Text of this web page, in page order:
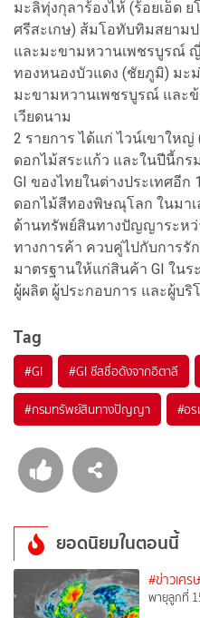
มะลิทุ่งกุลาร้องไห้ (ร้อยเอ็ด
ศรีสะเกษ) ส้มโอทับทิมสยาม
และมะขามหวานเพชรบูรณ์
ทองหนองบัวแดง (ชัยภูมิ) ม
มะขามหวานเพชรบูรณ์ และ
เวียดนาม
2 รายการ ได้แก่ ไวน์เขาให
ดอกไม้สระแก้ว และในปีนี้กร
GI ของไทยในต่างประเทศอีก
ดอกไม้สีทองพิษณุโลก ในมาเ
ด้านทรัพย์สินทางปัญญาระหว่
ทางการค้า ควบคู่ไปกับการ
มาตรฐานให้แก่สินค้า GI ใน
ผู้ผลิต ผู้ประกอบการ และผู้บริ
Tag
#GI #GI ชีสชื่อดังจากอิตาลี
#กรมทรัพย์สินทางปัญญา #อ
ยอดนิยมในตอนนี้
#ข่าวเศร
พายุลูกที่